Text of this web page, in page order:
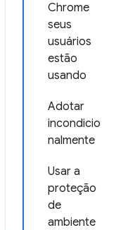
Chrome
seus
usuários
estão
usando
Adotar
incondicio
nalmente
Usar a
proteção
de
ambiente